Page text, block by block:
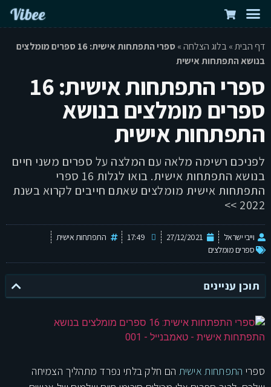
Vibee
דף הבית»בלוג הצלחה»
ספרי התפתחות אישית: 16 ספרים מומלצים
בנושא התפתחות אישית
ספרי התפתחות אישית: 16
ספרים מומלצים בנושא
התפתחות אישית
לפניכם רשימה מלאה עם המלצה על ספרים משני חיים
בנושא התפתחות אישית. בואו לגלות 16 ספרי
התפתחות אישית מומלצים שאתם חייבים לקרוא בשנת
2022 >>
וייבי ישראל 27/12/2021
17:49
התפתחות אישית
ספרים מומלצים
תוכן עניינים
ספרי התפתחות אישית הם חלק בלתי נפרד מתהליך הצמיחה